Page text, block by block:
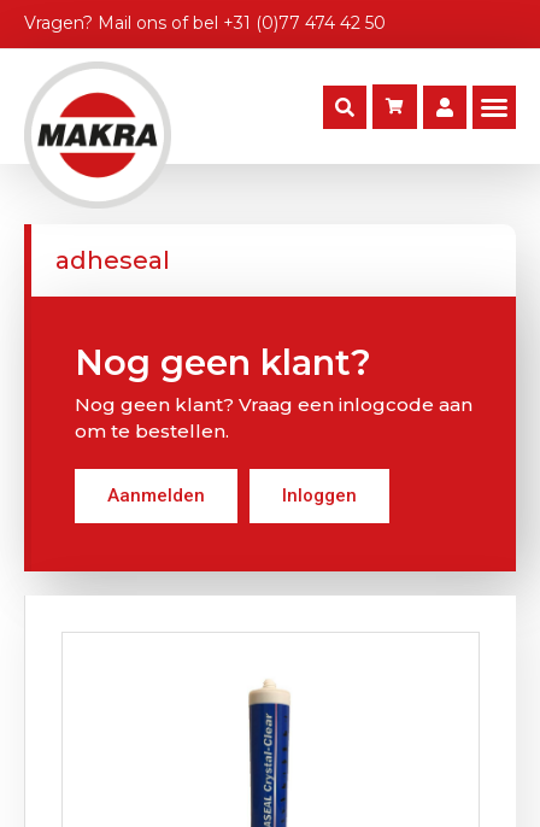
Vragen? Mail ons of bel +31 (0)77 474 42 50
adheseal
Nog geen klant?
Nog geen klant? Vraag een inlogcode aan
om te bestellen.
Aanmelden Inloggen